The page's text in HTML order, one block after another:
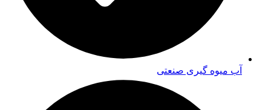
آب میوه گیری صنعتی